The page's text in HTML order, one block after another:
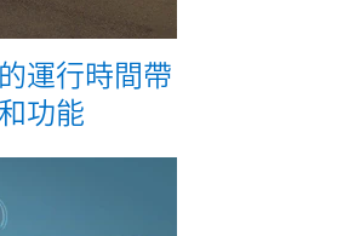
運行時間帶
功能